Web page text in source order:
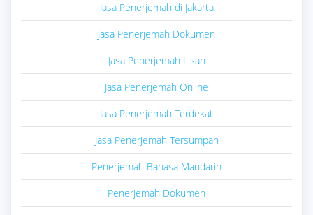
Jasa Penerjemah di Jakarta
Jasa Penerjemah Dokumen
Jasa Penerjemah Lisan
Jasa Penerjemah Online
Jasa Penerjemah Terdekat
Jasa Penerjemah Tersumpah
Penerjemah Bahasa Mandarin
Penerjemah Dokumen